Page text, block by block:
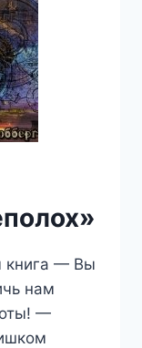
книга — Вы
нам
—